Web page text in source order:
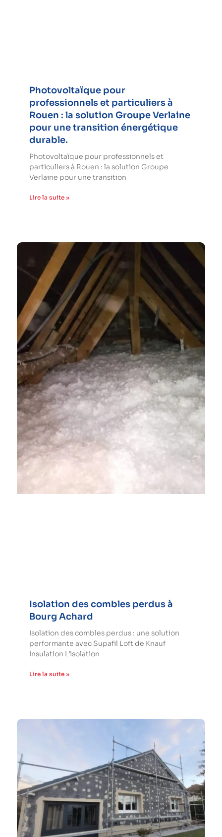
Photovoltaïque pour
professionnels et particuliers à
Rouen : la solution Groupe Verlaine
pour une transition énergétique
durable.
Photovoltaïque pour professionnels et
particuliers à Rouen : la solution Groupe
Verlaine pour une transition
Lire la suite »
Isolation des combles perdus à
Bourg Achard
Isolation des combles perdus : une solution
performante avec Supafil Loft de Knauf
Insulation L’isolation
Lire la suite »